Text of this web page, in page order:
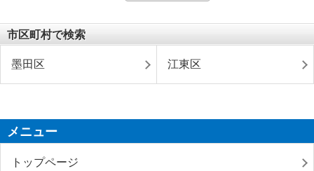
市区町村で検索
墨田区 江東区
メニュー
トップページ